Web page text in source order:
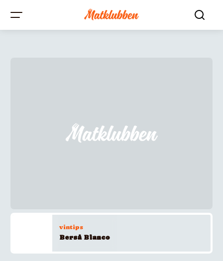
vintips
Berså Bianco